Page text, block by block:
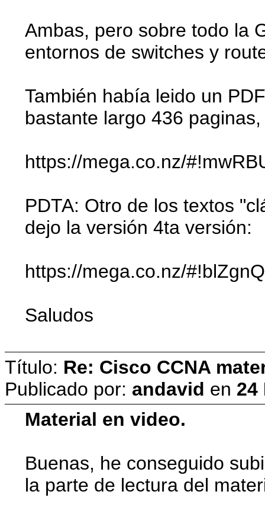
Ambas, pero sobre todo la
entornos de switches y
También había leido un
bastante largo 436
https://mega.co.nz/
PDTA: Otro de los textos
dejo la versión 4ta versión:
https://mega.co.nz/
Saludos
Título: Re: Cisco CCNA
Publicado por: andavid en 24
Material en video.
Buenas, he conseguido
la parte de lectura del